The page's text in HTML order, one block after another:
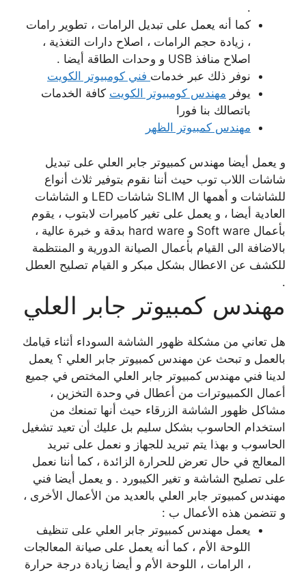
.
كما أنه يعمل على تبديل الرامات ، تطوير رامات
، زيادة حجم الرامات ، اصلاح دارات التغذية ،
اصلاح منافذ USB و وحدات الطاقة أيضا .
نوفر ذلك عبر خدمات فني كومبيوتر الكويت
يوفر مهندس كومبيوتر الكويت كافة الخدمات
باتصالك بنا فورا
مهندس كمبيوتر الظهر
و يعمل أيضا مهندس كمبيوتر جابر العلي على تبديل
شاشات اللاب توب حيث أننا نقوم بتوفير ثلاث أنواع
للشاشات و أهمها ال SLIM شاشات LED و الشاشات
العادية أيضا ، و يعمل على تغير كاميرات لابتوب ، يقوم
بأعمال Soft ware و hard ware بدقة و خبرة عالية ،
بالاضافة الى القيام بأعمال الصيانة الدورية و المنتظمة
للكشف عن الاعطال بشكل مبكر و القيام تصليح العطل
.
مهندس كمبيوتر جابر العلي
هل تعاني من مشكلة ظهور الشاشة السوداء أثناء قيامك
بالعمل و تبحث عن مهندس كمبيوتر جابر العلي ؟ يعمل
لدينا فني مهندس كمبيوتر جابر العلي المختص في جميع
أعمال الكمبيوترات من أعطال في وحدة التخزين ،
مشاكل ظهور الشاشة الزرقاء حيث أنها تمنعك من
استخدام الحاسوب بشكل سليم بل عليك أن تعيد تشغيل
الحاسوب و بهذا يتم تبريد للجهاز و نعمل على تبريد
المعالج في حال تعرض للحرارة الزائدة ، كما أننا نعمل
على تصليح الشاشة و تغير الكيبورد . و يعمل أيضا فني
مهندس كمبيوتر جابر العلي بالعديد من الأعمال الأخرى ،
و تتضمن هذه الأعمال ب :
يعمل مهندس كمبيوتر جابر العلي على تنظيف
اللوحة الأم ، كما أنه يعمل على صيانة المعالجات
، الرامات ، اللوحة الأم و أيضا زيادة درجة حرارة